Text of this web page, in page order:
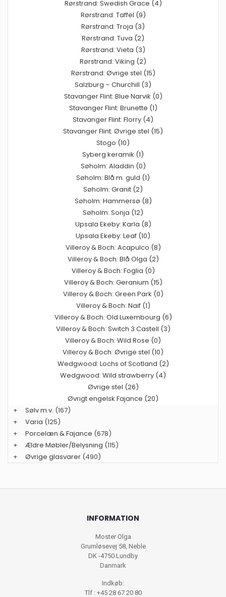
Rørstrand: Swedish Grace (4)
Rørstrand: Taffel (9)
Rørstrand: Troja (3)
Rørstrand: Tuva (2)
Rørstrand: Vieta (3)
Rørstrand: Viking (2)
Rørstrand: Øvrige stel (15)
Salzburg – Churchill (3)
Stavanger Flint: Blue Narvik (0)
Stavanger Flint: Brunette (1)
Stavanger Flint: Florry (4)
Stavanger Flint: Øvrige stel (15)
Stogo (10)
Syberg keramik (1)
Søholm: Aladdin (0)
Søholm: Blå m. guld (1)
Søholm: Granit (2)
Søholm: Hammersø (8)
Søholm: Sonja (12)
Upsala Ekeby: Karla (8)
Upsala Ekeby: Leaf (10)
Villeroy & Boch: Acapulco (8)
Villeroy & Boch: Blå Olga (2)
Villeroy & Boch: Foglia (0)
Villeroy & Boch: Geranium (15)
Villeroy & Boch: Green Park (0)
Villeroy & Boch: Naif (1)
Villeroy & Boch: Old Luxembourg (6)
Villeroy & Boch: Switch 3 Castell (3)
Villeroy & Boch: Wild Rose (0)
Villeroy & Boch: Øvrige stel (10)
Wedgwood: Lochs of Scotland (2)
Wedgwood: Wild strawberry (4)
Øvrige stel (26)
Øvrigt engelsk Fajance (20)
+
Sølv m.v. (167)
+
Varia (125)
+
Porcelæn & Fajance (678)
+
Ældre Møbler/Belysning (115)
+
Øvrige glasvarer (490)
INFORMATION
Moster Olga
Grumløsevej 58, Neble
DK -4750 Lundby
Danmark
Indkøb:
Tlf : +45 28 67 20 80